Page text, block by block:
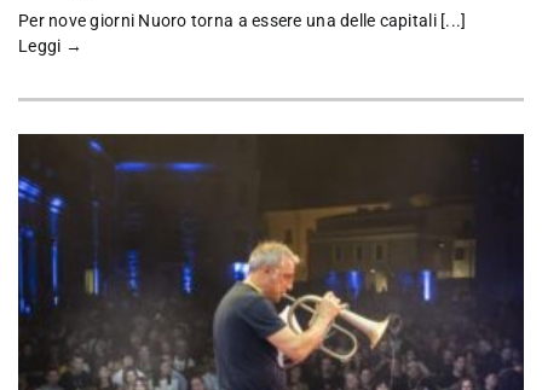
Per nove giorni Nuoro torna a essere una delle capitali [...]
Leggi →